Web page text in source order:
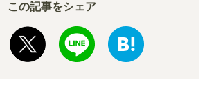
この記事をシェア